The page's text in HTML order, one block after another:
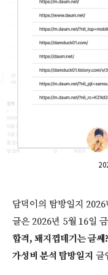
담덕이의 탐방일지
글은 2026년 5월 16일
합격, 돼지껍데기는 글
가성비 분석 탐방일지 글